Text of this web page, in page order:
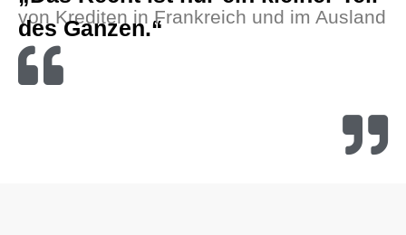
von Krediten in Frankreich und im Ausland
des Ganzen.“